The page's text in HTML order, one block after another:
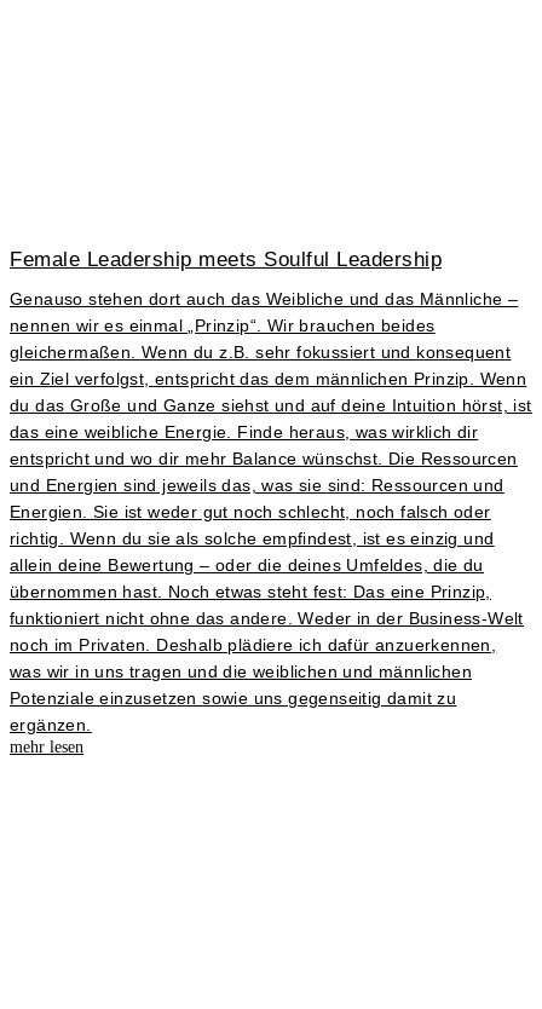
Female Leadership meets Soulful Leadership
Genauso stehen dort auch das Weibliche und das Männliche –
nennen wir es einmal „Prinzip“. Wir brauchen beides
gleichermaßen. Wenn du z.B. sehr fokussiert und konsequent
ein Ziel verfolgst, entspricht das dem männlichen Prinzip. Wenn
du das Große und Ganze siehst und auf deine Intuition hörst, ist
das eine weibliche Energie. Finde heraus, was wirklich dir
entspricht und wo dir mehr Balance wünschst. Die Ressourcen
und Energien sind jeweils das, was sie sind: Ressourcen und
Energien. Sie ist weder gut noch schlecht, noch falsch oder
richtig. Wenn du sie als solche empfindest, ist es einzig und
allein deine Bewertung – oder die deines Umfeldes, die du
übernommen hast. Noch etwas steht fest: Das eine Prinzip,
funktioniert nicht ohne das andere. Weder in der Business-Welt
noch im Privaten. Deshalb plädiere ich dafür anzuerkennen,
was wir in uns tragen und die weiblichen und männlichen
Potenziale einzusetzen sowie uns gegenseitig damit zu
ergänzen.
mehr lesen